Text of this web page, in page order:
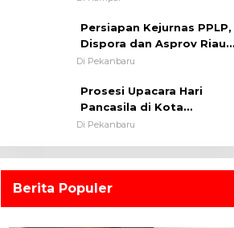
Persiapan Kejurnas PPLP,
Dispora dan Asprov Riau
Tinjau Kelayakan Rumput
Di Pekanbaru
Prosesi Upacara Hari
Pancasila di Kota
Pekanbaru Tetap Khidmat
Di Pekanbaru
Berita Populer